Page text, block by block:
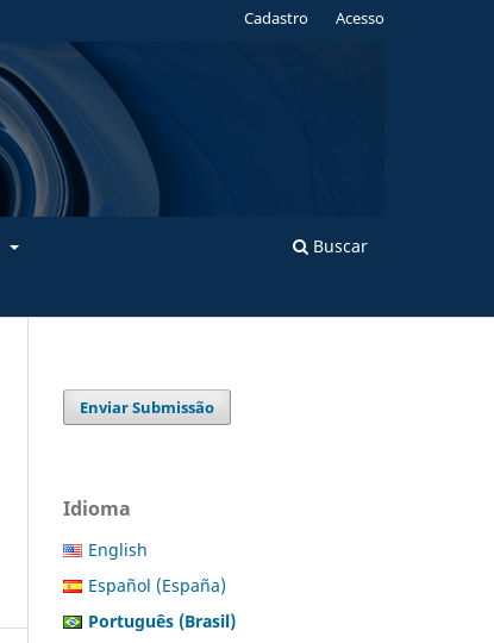
Buscar
Cadastro Acesso
Enviar Submissão
Idioma
English
Español (España)
Português (Brasil)